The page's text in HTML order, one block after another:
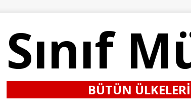
Sınıf
BÜTÜN